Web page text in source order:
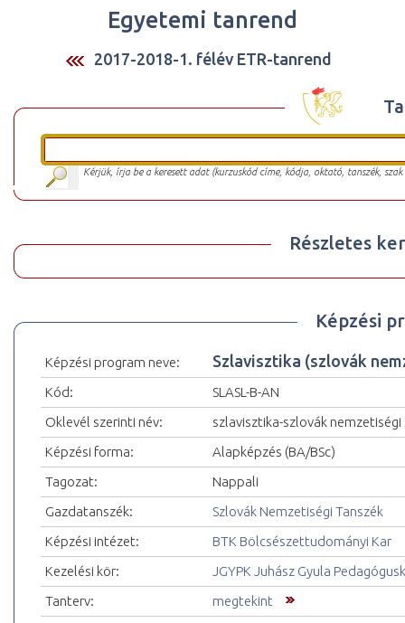
Egyetemi tanrend
2017-2018-1. félév ETR-tanrend
Kérjük, írja be a keresett adat (kurzuskód címe, kódja, oktató, tanszék,
Részletes
Képzési
Képzési program neve: Szlavisztika (szlovák
Kód:
SLASL-B-AN
Oklevél szerinti név:
szlavisztika-szlovák nemzetiségi
Képzési forma:
Alapképzés (BA/BSc)
Tagozat:
Nappali
Gazdatanszék:
Szlovák Nemzetiségi Tanszék
Képzési intézet:
BTK Bölcsészettudományi Kar
Kezelési kör:
JGYPK Juhász Gyula
Tanterv:
megtekint